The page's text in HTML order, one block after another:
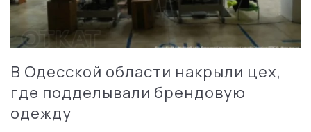
В Одесской области накрыли цех,
где подделывали брендовую
одежду